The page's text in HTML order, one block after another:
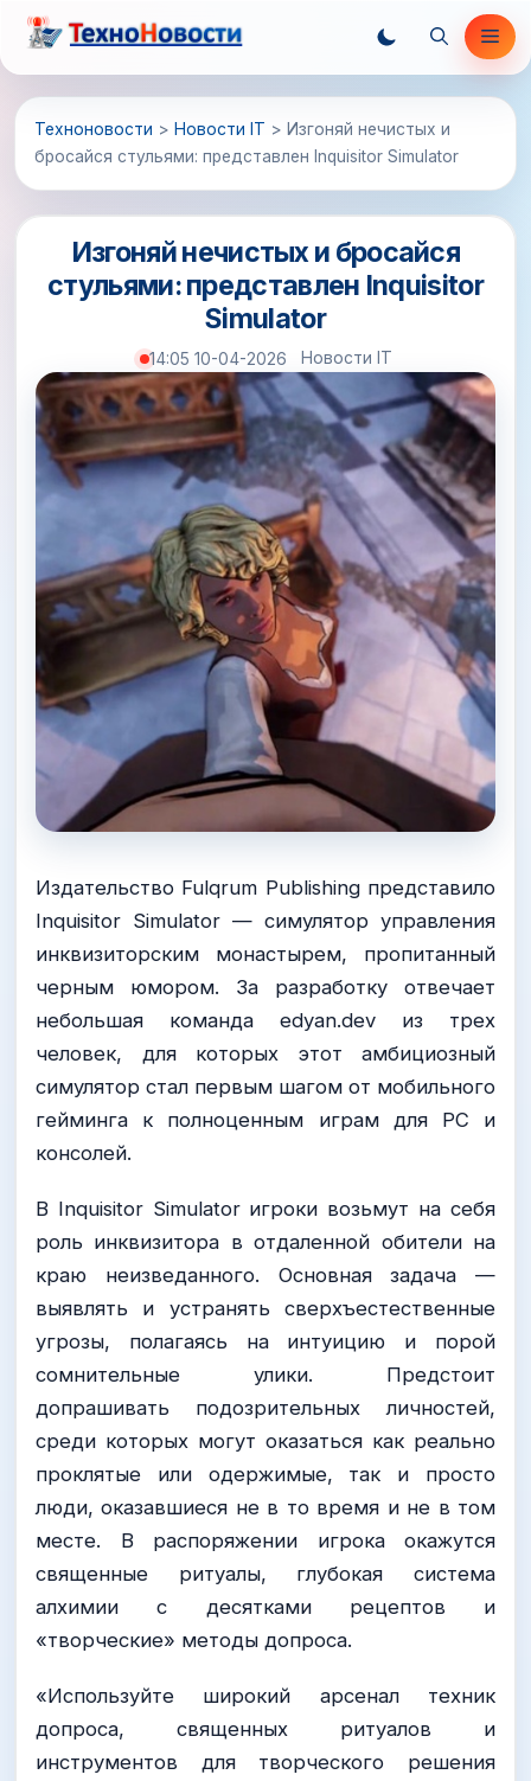
Перейти
содержимому
Техноновости > Новости IT > Изгоняй нечистых и
бросайся стульями: представлен Inquisitor Simulator
Изгоняй нечистых и бросайся
стульями: представлен Inquisitor
Simulator
14:05 10-04-2026 Новости IT
Издательство Fulqrum Publishing представило
Inquisitor Simulator — симулятор управления
инквизиторским монастырем, пропитанный
черным юмором. За разработку отвечает
небольшая команда edyan.dev из трех
человек, для которых этот амбициозный
симулятор стал первым шагом от мобильного
гейминга к полноценным играм для PC и
консолей.
В Inquisitor Simulator игроки возьмут на себя
роль инквизитора в отдаленной обители на
краю неизведанного. Основная задача —
выявлять и устранять сверхъестественные
угрозы, полагаясь на интуицию и порой
сомнительные улики. Предстоит
допрашивать подозрительных личностей,
среди которых могут оказаться как реально
проклятые или одержимые, так и просто
люди, оказавшиеся не в то время и не в том
месте. В распоряжении игрока окажутся
священные ритуалы, глубокая система
алхимии с десятками рецептов и
«творческие» методы допроса.
«Используйте широкий арсенал техник
допроса, священных ритуалов и
инструментов для творческого решения